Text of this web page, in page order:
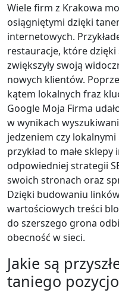
Wiele firm z Krakowa
osiągniętymi dzięki
internetowych.
restauracje, które dzięki
zwiększyły swoją
nowych klientów.
kątem lokalnych fraz
Google Moja Firma
w wynikach
jedzeniem czy
przykład to małe
odpowiedniej strategii
swoich stronach oraz
Dzięki budowaniu
wartościowych treści
do szerszego grona
obecność w sieci.
Jakie są
taniego